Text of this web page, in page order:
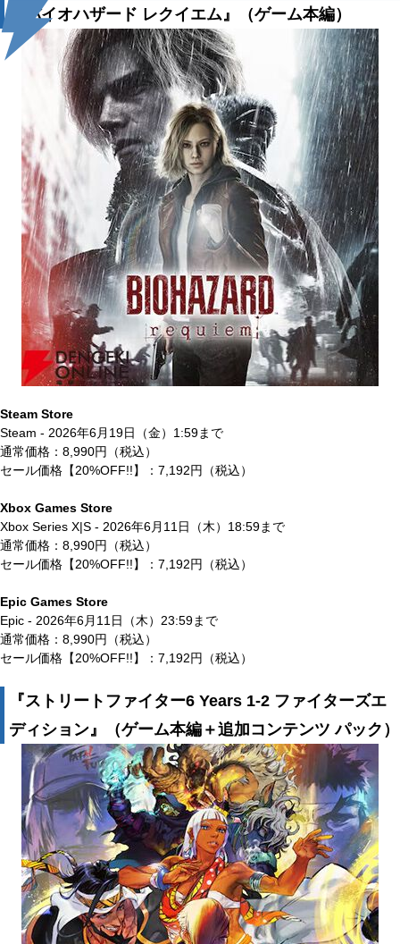
『バイオハザード レクイエム』（ゲーム本編）
Steam Store
Steam - 2026年6月19日（金）1:59まで
通常価格：8,990円（税込）
セール価格【20%OFF!!】：7,192円（税込）
Xbox Games Store
Xbox Series X|S - 2026年6月11日（木）18:59まで
通常価格：8,990円（税込）
セール価格【20%OFF!!】：7,192円（税込）
Epic Games Store
Epic - 2026年6月11日（木）23:59まで
通常価格：8,990円（税込）
セール価格【20%OFF!!】：7,192円（税込）
『ストリートファイター6 Years 1-2 ファイターズエ
ディション』（ゲーム本編＋追加コンテンツ パック）